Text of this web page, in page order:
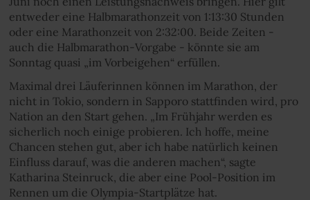
entweder eine Halbmarathonzeit von 1:13:30 Stunden
oder eine Marathonzeit von 2:32:00. Beide Zeiten -
auch die Halbmarathon-Vorgabe - könnte sie am
Sonntag quasi „im Vorbeigehen“ erfüllen.
Maximal drei Läuferinnen können im Marathon, der
nicht in Tokio, sondern in Sapporo stattfinden wird, pro
Nation an den Start gehen. „Im Frühjahr werden es
sicherlich noch einige probieren. Ich hoffe, meine
Chancen stehen gut, aber ich habe natürlich keinen
Einfluss darauf, was die anderen machen“, sagte
Katharina Steinruck, die aber eine Pool-Position im
Rennen um die Olympia-Startplätze hat.